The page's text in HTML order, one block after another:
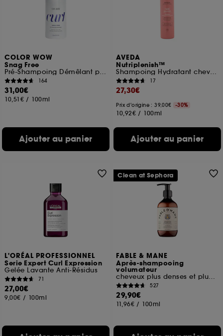
COLOR WOW
Snag Free
Pré-Shampoing Démêlant pour Cheveux Bouclés
164
31,00€
10,51€ / 100ml
Ajouter au panier
AVEDA
Nutriplenish™
Shampoing Hydratant cheveux fins
17
27,30€
Prix d'origine : 39,00€ -30%
10,92€ / 100ml
Ajouter au panier
L'ORÉAL PROFESSIONNEL
Serie Expert Curl Expression
Gelée Lavante Anti-Résidus
71
27,00€
9,00€ / 100ml
FABLE & MANE
Après-shampooing
volumateur
cheveux plus denses et plus forts
527
29,90€
11,96€ / 100ml
Clean at Sephora